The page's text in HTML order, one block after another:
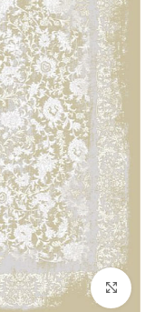
بزرگنمایی تصویر